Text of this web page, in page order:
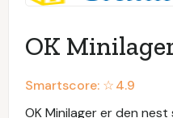
OK
Smartscore: ☆4.9
OK Minilager er den